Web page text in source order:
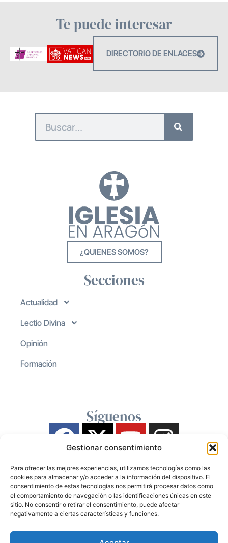
Gestionar consentimiento
Para ofrecer las mejores experiencias, utilizamos tecnologías como las
cookies para almacenar y/o acceder a la información del dispositivo. El
consentimiento de estas tecnologías nos permitirá procesar datos como
el comportamiento de navegación o las identificaciones únicas en este
sitio. No consentir o retirar el consentimiento, puede afectar
negativamente a ciertas características y funciones.
Te puede interesar
DIRECTORIO DE ENLACES
¿QUIENES SOMOS?
Secciones
Actualidad
Lectio Divina
Opinión
Formación
Síguenos